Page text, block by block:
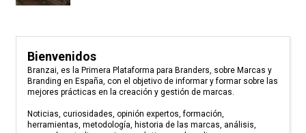
Bienvenidos
Branzai, es la Primera Plataforma para Branders, sobre Marcas y
Branding en España, con el objetivo de informar y formar sobre las
mejores prácticas en la creación y gestión de marcas.
Noticias, curiosidades, opinión expertos, formación,
herramientas, metodología, historia de las marcas, análisis,